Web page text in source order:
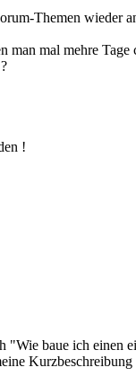
Themen wieder
man mal mehre
!
"Wie baue ich